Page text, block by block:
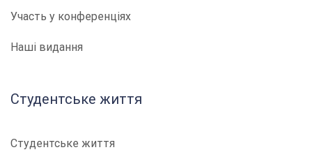
Участь у конференціях
Наші видання
Студентське життя
Студентське життя